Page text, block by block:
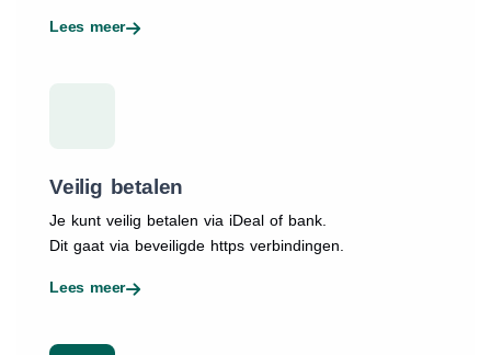
Lees meer
Veilig betalen
Je kunt veilig betalen via iDeal of bank.
Dit gaat via beveiligde https verbindingen.
Lees meer